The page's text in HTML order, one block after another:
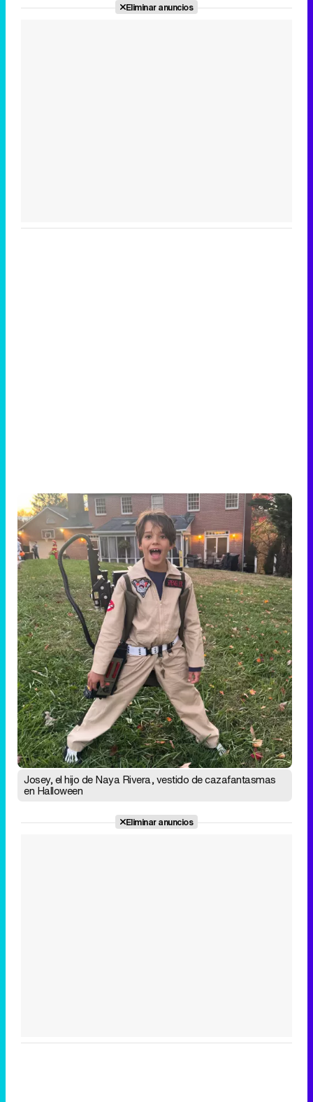
Eliminar anuncios
Josey, el hijo de Naya Rivera, vestido de cazafantasmas
en Halloween
Eliminar anuncios